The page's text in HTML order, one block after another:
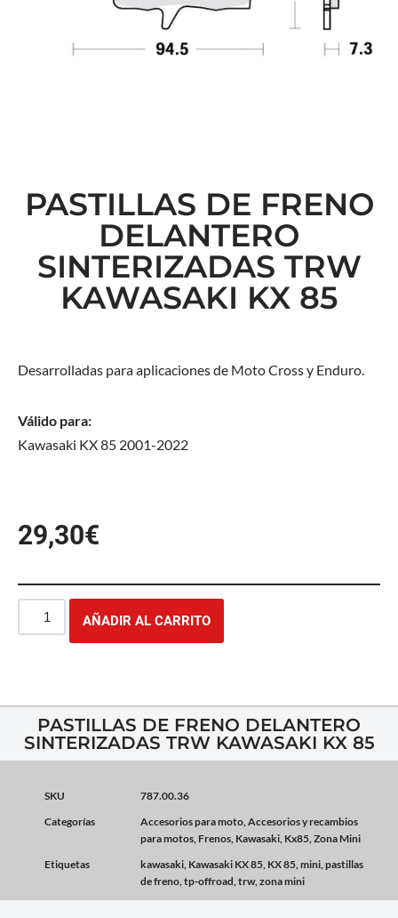
PASTILLAS DE FRENO
DELANTERO
SINTERIZADAS TRW
KAWASAKI KX 85
Desarrolladas para aplicaciones de Moto Cross y Enduro.
Válido para:
Kawasaki KX 85 2001-2022
29,30€
AÑADIR AL CARRITO
PASTILLAS DE FRENO DELANTERO
SINTERIZADAS TRW KAWASAKI KX 85
SKU
787.00.36
Categorías
Accesorios para moto,Accesorios y recambios
para motos, Frenos, Kawasaki, Kx85,Zona Mini
Etiquetas
kawasaki, Kawasaki KX 85, KX 85,mini,pastillas
de freno,tp-offroad,trw,zona mini